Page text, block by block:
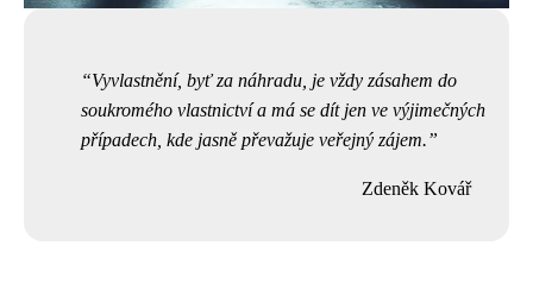
Vyvlastnění, byť za náhradu, je vždy zásahem do
soukromého vlastnictví a má se dít jen ve výjimečných
případech, kde jasně převažuje veřejný zájem.
Zdeněk Kovář